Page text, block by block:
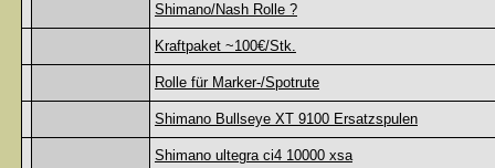
Shimano/Nash Rolle ?
Kraftpaket ~100€/Stk.
Rolle für Marker-/Spotrute
Shimano Bullseye XT 9100 Ersatzspulen
Shimano ultegra ci4 10000 xsa